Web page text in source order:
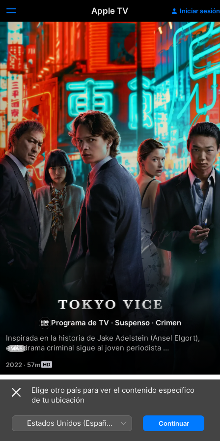
Apple TV Iniciar sesión
Tokyo
Vice
Programa de TV · Suspenso · Crimen
Inspirada en la historia de Jake Adelstein (Ansel Elgort),
este drama criminal sigue al joven periodista
Tokio de finales de los 90, donde nada ni nadie es lo que
parece.
MÁS
2022 · 57m
Temporada 1
Elige otro país para ver el contenido específico
de tu ubicación
Estados Unidos (Español
México)
Continuar